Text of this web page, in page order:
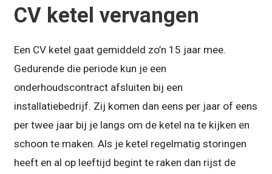
CV ketel vervangen
Een CV ketel gaat gemiddeld zo’n 15 jaar mee.
Gedurende die periode kun je een
onderhoudscontract afsluiten bij een
installatiebedrijf. Zij komen dan eens per jaar of eens
per twee jaar bij je langs om de ketel na te kijken en
schoon te maken. Als je ketel regelmatig storingen
heeft en al op leeftijd begint te raken dan rijst de